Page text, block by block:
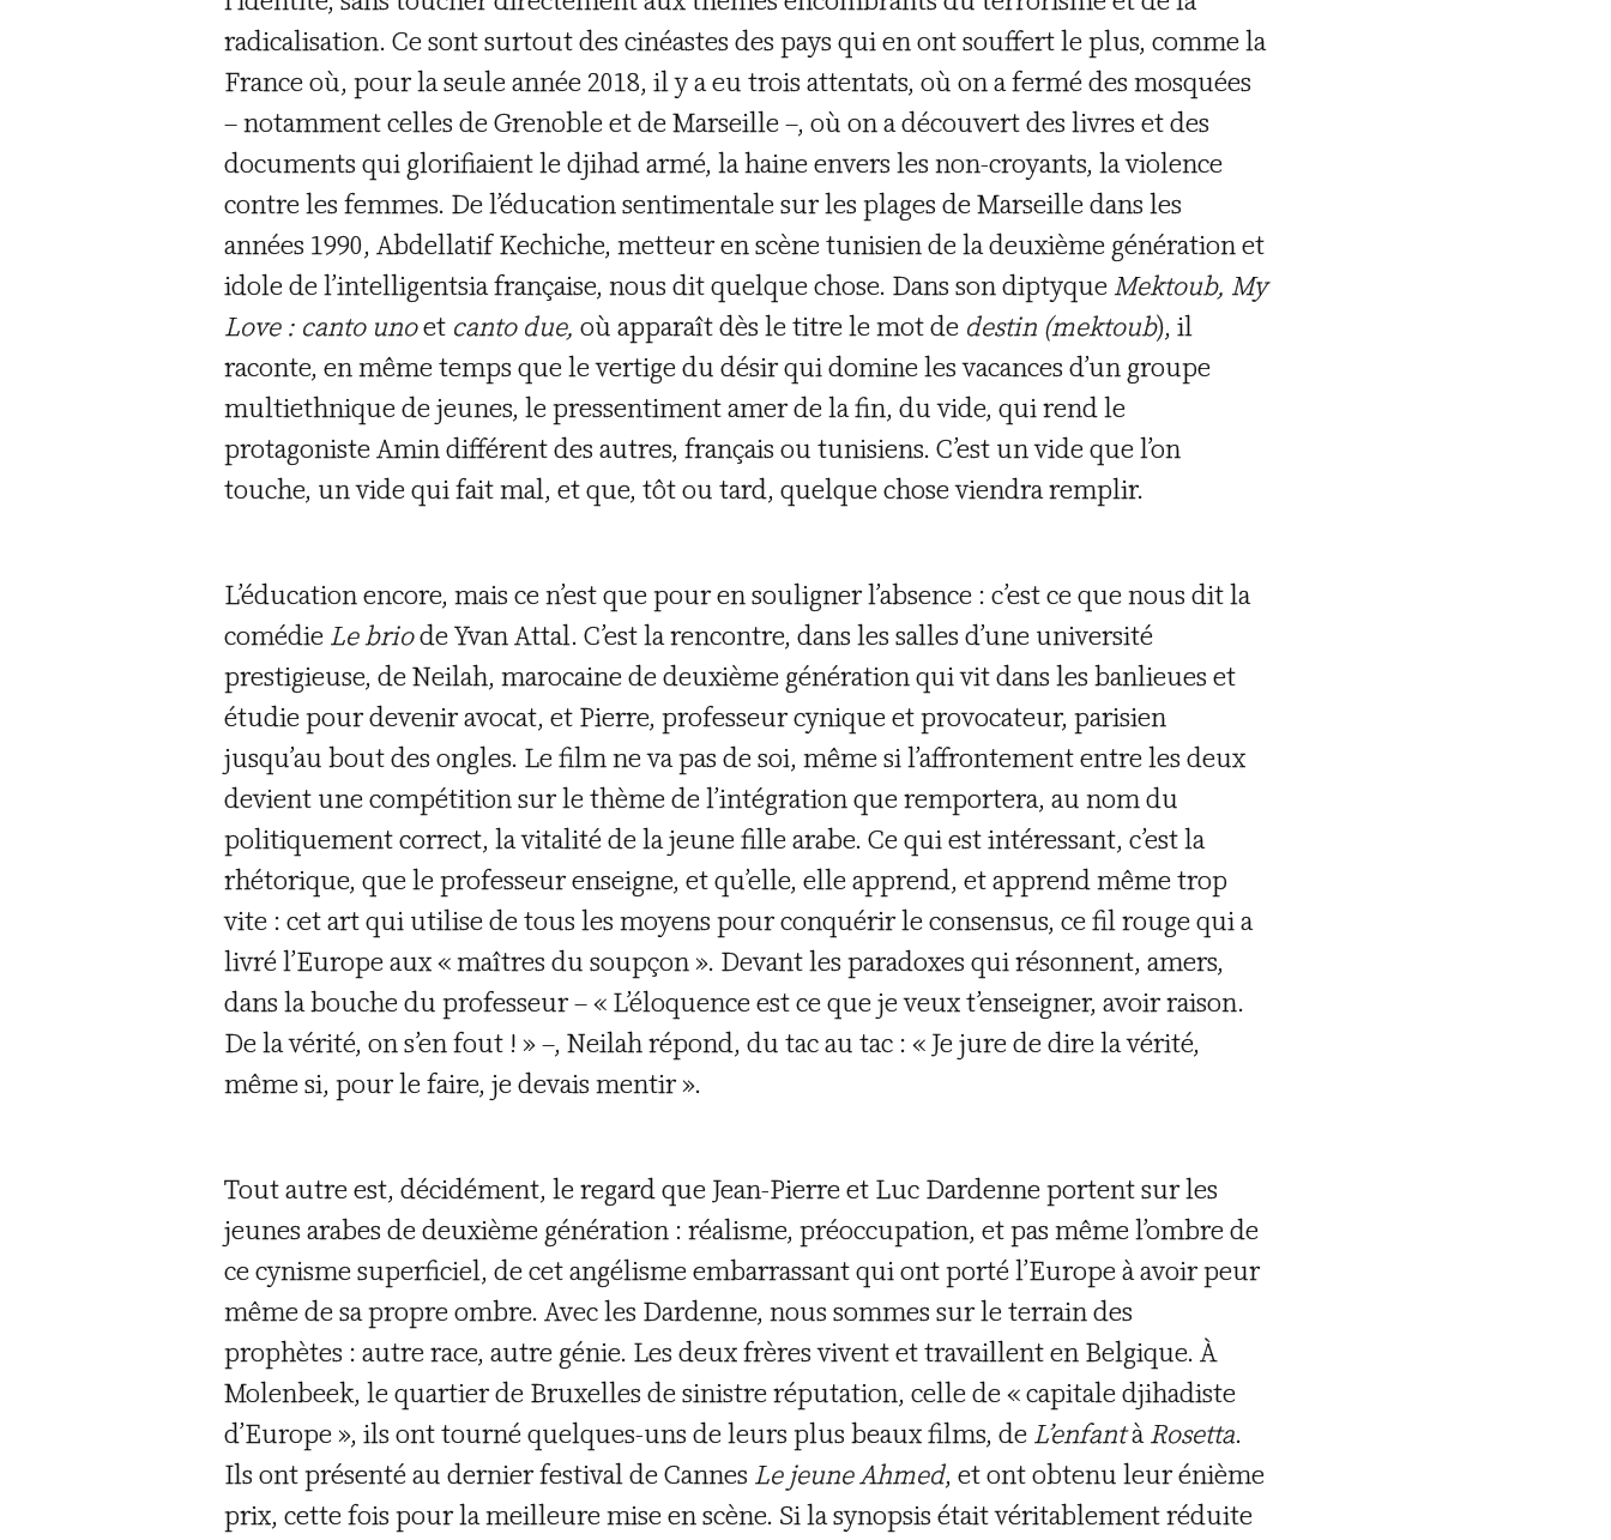
radicalisation. Ce sont surtout des cinéastes des pays qui en ont souffert le plus, comme la
France où, pour la seule année 2018, il y a eu trois attentats, où on a fermé des mosquées
– notamment celles de Grenoble et de Marseille –, où on a découvert des livres et des
documents qui glorifiaient le djihad armé, la haine envers les non-croyants, la violence
contre les femmes. De l’éducation sentimentale sur les plages de Marseille dans les
années 1990, Abdellatif Kechiche, metteur en scène tunisien de la deuxième génération et
idole de l’intelligentsia française, nous dit quelque chose. Dans son diptyque Mektoub, My
Love : canto unoet canto due, où apparaît dès le titre le mot de destin (mektoub), il
raconte, en même temps que le vertige du désir qui domine les vacances d’un groupe
multiethnique de jeunes, le pressentiment amer de la fin, du vide, qui rend le
protagoniste Amin différent des autres, français ou tunisiens. C’est un vide que l’on
touche, un vide qui fait mal, et que, tôt ou tard, quelque chose viendra remplir.
L’éducation encore, mais ce n’est que pour en souligner l’absence : c’est ce que nous dit la
comédie Le briode Yvan Attal. C’est la rencontre, dans les salles d’une université
prestigieuse, de Neilah, marocaine de deuxième génération qui vit dans les banlieues et
étudie pour devenir avocat, et Pierre, professeur cynique et provocateur, parisien
jusqu’au bout des ongles. Le film ne va pas de soi, même si l’affrontement entre les deux
devient une compétition sur le thème de l’intégration que remportera, au nom du
politiquement correct, la vitalité de la jeune fille arabe. Ce qui est intéressant, c’est la
rhétorique, que le professeur enseigne, et qu’elle, elle apprend, et apprend même trop
vite : cet art qui utilise de tous les moyens pour conquérir le consensus, ce fil rouge qui a
livré l’Europe aux « maîtres du soupçon ». Devant les paradoxes qui résonnent, amers,
dans la bouche du professeur – « L’éloquence est ce que je veux t’enseigner, avoir raison.
De la vérité, on s’en fout ! » –, Neilah répond, du tac au tac : « Je jure de dire la vérité,
même si, pour le faire, je devais mentir ».
Tout autre est, décidément, le regard que Jean-Pierre et Luc Dardenne portent sur les
jeunes arabes de deuxième génération : réalisme, préoccupation, et pas même l’ombre de
ce cynisme superficiel, de cet angélisme embarrassant qui ont porté l’Europe à avoir peur
même de sa propre ombre. Avec les Dardenne, nous sommes sur le terrain des
prophètes : autre race, autre génie. Les deux frères vivent et travaillent en Belgique. À
Molenbeek, le quartier de Bruxelles de sinistre réputation, celle de « capitale djihadiste
d’Europe », ils ont tourné quelques-uns de leurs plus beaux films, de L’enfantàRosetta.
Ils ont présenté au dernier festival de Cannes Le jeune Ahmed, et ont obtenu leur énième
prix, cette fois pour la meilleure mise en scène. Si la synopsis était véritablement réduite